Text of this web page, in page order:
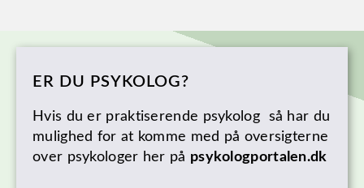
ER DU PSYKOLOG?
Hvis du er praktiserende psykolog så har du
mulighed for at komme med på oversigterne
over psykologer her på psykologportalen.dk